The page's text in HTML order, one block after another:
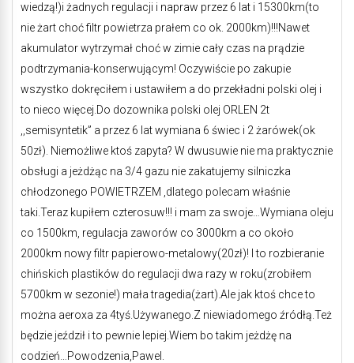
wiedzą!)i żadnych regulacji i napraw przez 6 lat i 15300km(to
nie żart choć filtr powietrza prałem co ok. 2000km)!!!Nawet
akumulator wytrzymał choć w zimie cały czas na prądzie
podtrzymania-konserwującym! Oczywiście po zakupie
wszystko dokręciłem i ustawiłem a do przekładni polski olej i
to nieco więcej.Do dozownika polski olej ORLEN 2t
,,semisyntetik” a przez 6 lat wymiana 6 świec i 2 żarówek(ok
50zł). Niemożliwe ktoś zapyta? W dwusuwie nie ma praktycznie
obsługi a jeżdżąc na 3/4 gazu nie zakatujemy silniczka
chłodzonego POWIETRZEM ,dlatego polecam właśnie
taki.Teraz kupiłem czterosuw!!! i mam za swoje…Wymiana oleju
co 1500km, regulacja zaworów co 3000km a co około
2000km nowy filtr papierowo-metalowy(20zł)! I to rozbieranie
chińskich plastików do regulacji dwa razy w roku(zrobiłem
5700km w sezonie!) mała tragedia(żart).Ale jak ktoś chce to
można aeroxa za 4tyś.Używanego.Z niewiadomego źródłą.Też
będzie jeździł i to pewnie lepiej.Wiem bo takim jeżdżę na
codzień…Powodzenia,Pawel.